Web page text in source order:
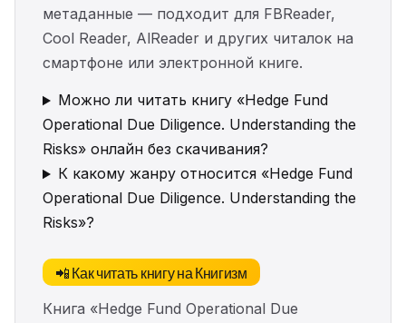
метаданные — подходит для FBReader,
Cool Reader, AlReader и других читалок на
смартфоне или электронной книге.
Можно ли читать книгу «Hedge Fund
Operational Due Diligence. Understanding the
Risks» онлайн без скачивания?
К какому жанру относится «Hedge Fund
Operational Due Diligence. Understanding the
Risks»?
📲 Как читать книгу на Книгизм
Книга «Hedge Fund Operational Due